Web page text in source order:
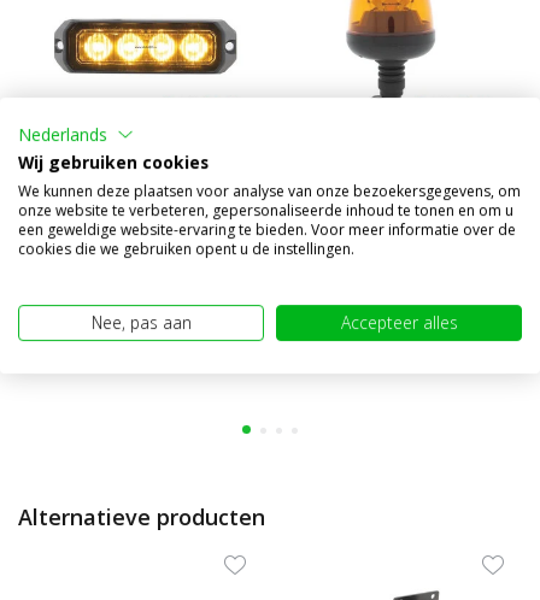
Flitser Pro 4 compact amber
€19,95
Zwaailamp 7 patronen
instelbaar
€29,95
Alternatieve producten
Nederlands
Wij gebruiken cookies
We kunnen deze plaatsen voor analyse van onze bezoekersgegevens, om
onze website te verbeteren, gepersonaliseerde inhoud te tonen en om u
een geweldige website-ervaring te bieden. Voor meer informatie over de
cookies die we gebruiken opent u de instellingen.
Nee, pas aan Accepteer alles